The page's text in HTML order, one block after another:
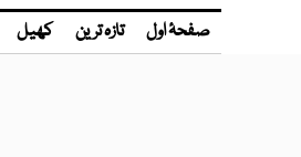
صفحۂ اول تازہ ترین کھیل